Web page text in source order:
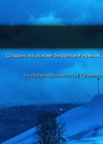
Создано на основе безделья и нужных
Конфиденциальность| Правила